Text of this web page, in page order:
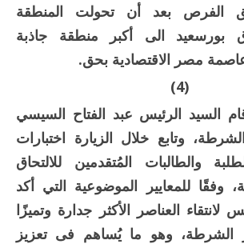
الفرص بعد أن تحولت المنطقة
بورسعيد الى أكبر منطقة جاذبة
مصر الاقتصادية بحق.
قام السيد الرئيس عبد الفتاح السيسي
وتابع خلال الزيارة اختبارات
والطالبات المُتقدمين للالتحاق
وفقًا للمعايير الموضوعية التي أكد
لانتقاء العناصر الأكثر جدارة وتميزًا
الشرطة، وهو ما يُساهم فى تعزيز